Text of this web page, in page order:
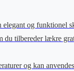
og funktionel
du tilbereder lækre
og kan